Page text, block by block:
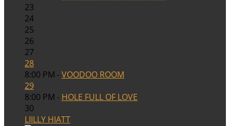
23
24
25
26
27
28
8:00 PM -VOODOO ROOM
29
8:00 PM - HOLE FULL OF LOVE
30
LIILLY HIATT